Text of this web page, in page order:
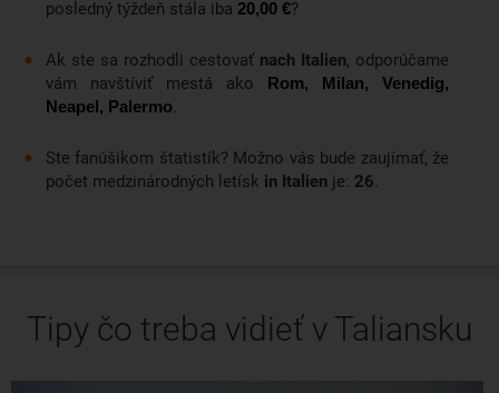
posledný týždeň stála iba 20,00 €?
Ak ste sa rozhodli cestovať nach Italien, odporúčame
vám navštíviť mestá ako
Rom, Milan, Venedig,
Neapel, Palermo.
Ste fanúšikom štatistík? Možno vás bude zaujímať, že
počet medzinárodných letísk in Italien je: 26.
Tipy čo treba vidieť v Taliansku